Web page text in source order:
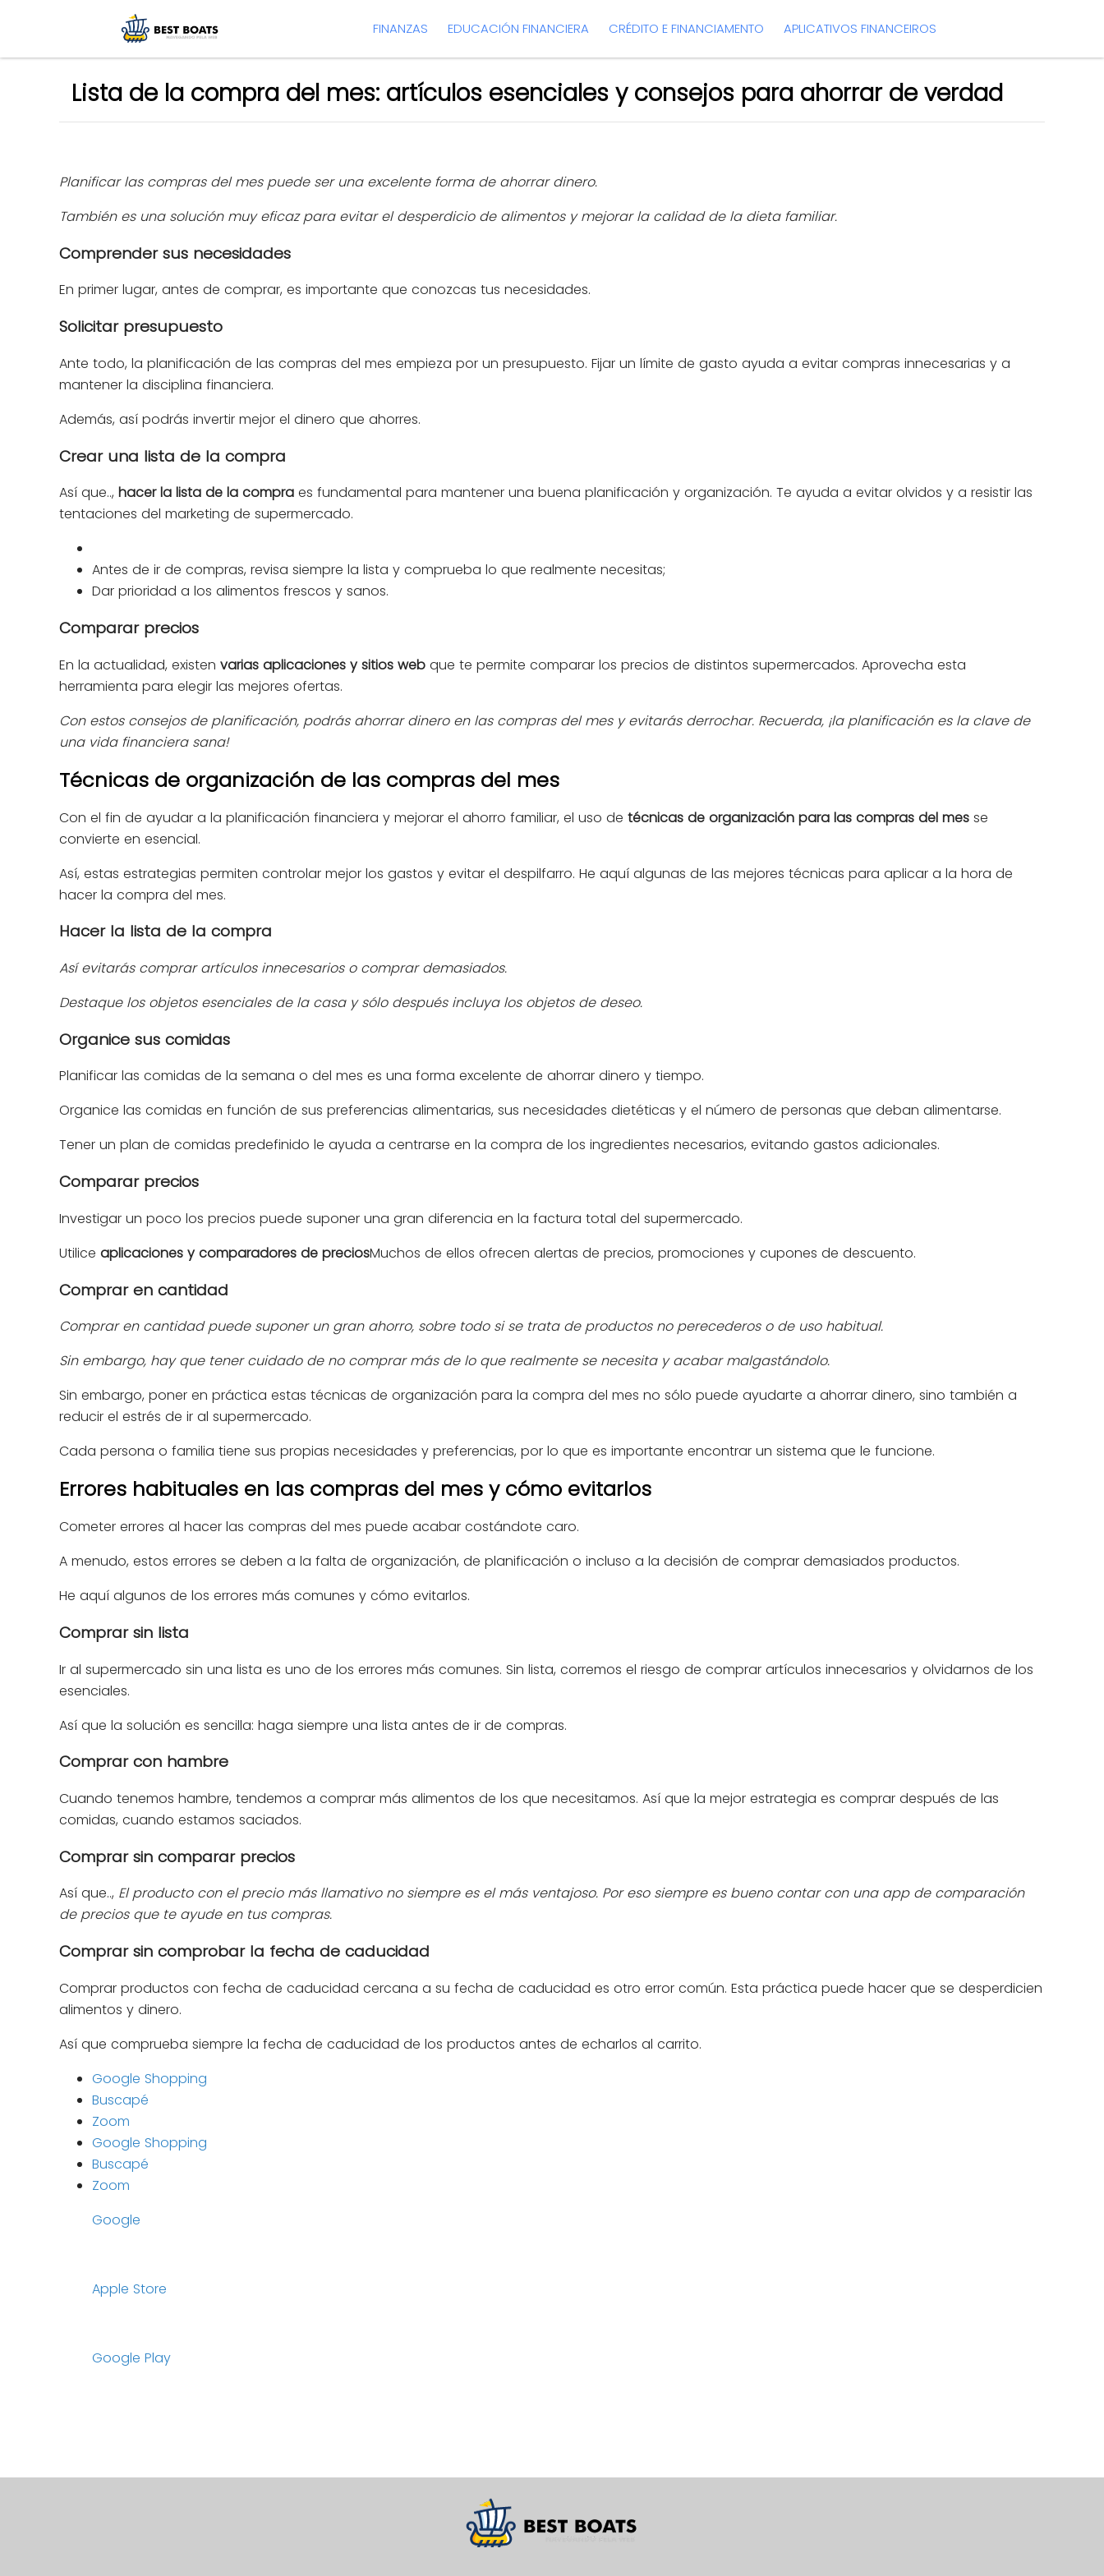
FINANZAS EDUCACIÓN FINANCIERA CRÉDITO E FINANCIAMENTO APLICATIVOS FINANCEIROS
Lista de la compra del mes: artículos esenciales y consejos para ahorrar de verdad
Planificar las compras del mes puede ser una excelente forma de ahorrar dinero.
También es una solución muy eficaz para evitar el desperdicio de alimentos y mejorar la calidad de la dieta familiar.
Comprender sus necesidades
En primer lugar, antes de comprar, es importante que conozcas tus necesidades.
Solicitar presupuesto
Ante todo, la planificación de las compras del mes empieza por un presupuesto. Fijar un límite de gasto ayuda a evitar compras innecesarias y a
mantener la disciplina financiera.
Además, así podrás invertir mejor el dinero que ahorres.
Crear una lista de la compra
Así que.., hacer la lista de la compra es fundamental para mantener una buena planificación y organización. Te ayuda a evitar olvidos y a resistir las
tentaciones del marketing de supermercado.
Antes de ir de compras, revisa siempre la lista y comprueba lo que realmente necesitas;
Dar prioridad a los alimentos frescos y sanos.
Comparar precios
En la actualidad, existen varias aplicaciones y sitios web que te permite comparar los precios de distintos supermercados. Aprovecha esta
herramienta para elegir las mejores ofertas.
Con estos consejos de planificación, podrás ahorrar dinero en las compras del mes y evitarás derrochar. Recuerda, ¡la planificación es la clave de
una vida financiera sana!
Técnicas de organización de las compras del mes
Con el fin de ayudar a la planificación financiera y mejorar el ahorro familiar, el uso de técnicas de organización para las compras del mes se
convierte en esencial.
Así, estas estrategias permiten controlar mejor los gastos y evitar el despilfarro. He aquí algunas de las mejores técnicas para aplicar a la hora de
hacer la compra del mes.
Hacer la lista de la compra
Así evitarás comprar artículos innecesarios o comprar demasiados.
Destaque los objetos esenciales de la casa y sólo después incluya los objetos de deseo.
Organice sus comidas
Planificar las comidas de la semana o del mes es una forma excelente de ahorrar dinero y tiempo.
Organice las comidas en función de sus preferencias alimentarias, sus necesidades dietéticas y el número de personas que deban alimentarse.
Tener un plan de comidas predefinido le ayuda a centrarse en la compra de los ingredientes necesarios, evitando gastos adicionales.
Comparar precios
Investigar un poco los precios puede suponer una gran diferencia en la factura total del supermercado.
Utilice aplicaciones y comparadores de preciosMuchos de ellos ofrecen alertas de precios, promociones y cupones de descuento.
Comprar en cantidad
Comprar en cantidad puede suponer un gran ahorro, sobre todo si se trata de productos no perecederos o de uso habitual.
Sin embargo, hay que tener cuidado de no comprar más de lo que realmente se necesita y acabar malgastándolo.
Sin embargo, poner en práctica estas técnicas de organización para la compra del mes no sólo puede ayudarte a ahorrar dinero, sino también a
reducir el estrés de ir al supermercado.
Cada persona o familia tiene sus propias necesidades y preferencias, por lo que es importante encontrar un sistema que le funcione.
Errores habituales en las compras del mes y cómo evitarlos
Cometer errores al hacer las compras del mes puede acabar costándote caro.
A menudo, estos errores se deben a la falta de organización, de planificación o incluso a la decisión de comprar demasiados productos.
He aquí algunos de los errores más comunes y cómo evitarlos.
Comprar sin lista
Ir al supermercado sin una lista es uno de los errores más comunes. Sin lista, corremos el riesgo de comprar artículos innecesarios y olvidarnos de los
esenciales.
Así que la solución es sencilla: haga siempre una lista antes de ir de compras.
Comprar con hambre
Cuando tenemos hambre, tendemos a comprar más alimentos de los que necesitamos. Así que la mejor estrategia es comprar después de las
comidas, cuando estamos saciados.
Comprar sin comparar precios
Así que.., El producto con el precio más llamativo no siempre es el más ventajoso. Por eso siempre es bueno contar con una app de comparación
de precios que te ayude en tus compras.
Comprar sin comprobar la fecha de caducidad
Comprar productos con fecha de caducidad cercana a su fecha de caducidad es otro error común. Esta práctica puede hacer que se desperdicien
alimentos y dinero.
Así que comprueba siempre la fecha de caducidad de los productos antes de echarlos al carrito.
Google Shopping
Buscapé
Zoom
Google Shopping
Buscapé
Zoom
Google
Apple Store
Google Play